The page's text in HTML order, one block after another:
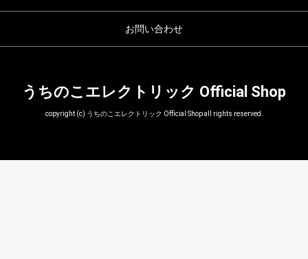
お問い合わせ
うちのこエレクトリック Official Shop
copyright (c) うちのこエレクトリック Official Shop all rights reserved.